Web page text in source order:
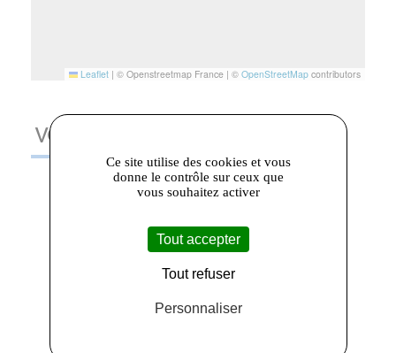
Leaflet | © Openstreetmap France | © OpenStreetMap contributors
VOUS AIMEREZ AUSSI
Ce site utilise des cookies et vous
donne le contrôle sur ceux que
vous souhaitez activer
Tout accepter
Tout refuser
Personnaliser